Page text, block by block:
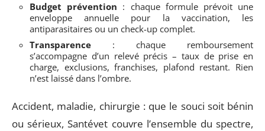
Budget prévention : chaque formule prévoit une
enveloppe annuelle pour la vaccination, les
antiparasitaires ou un check-up complet.
Transparence : chaque remboursement
s’accompagne d’un relevé précis – taux de prise en
charge, exclusions, franchises, plafond restant. Rien
n’est laissé dans l’ombre.
Accident, maladie, chirurgie : que le souci soit bénin
ou sérieux, Santévet couvre l’ensemble du spectre,